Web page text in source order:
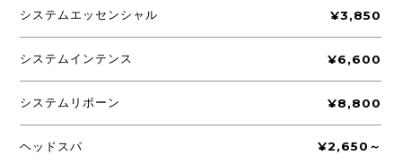
システムエッセンシャル ¥3,850
システムインテンス ¥6,600
システムリボーン ¥8,800
ヘッドスパ ¥2,650～